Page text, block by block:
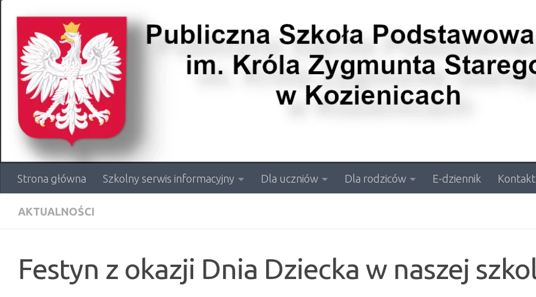
Przejdź do treści
Strona główna Szkolny serwis informacyjny Dla uczniów Dla rodziców E-dziennik Kontakt
AKTUALNOŚCI
Festyn z okazji Dnia Dziecka w naszej